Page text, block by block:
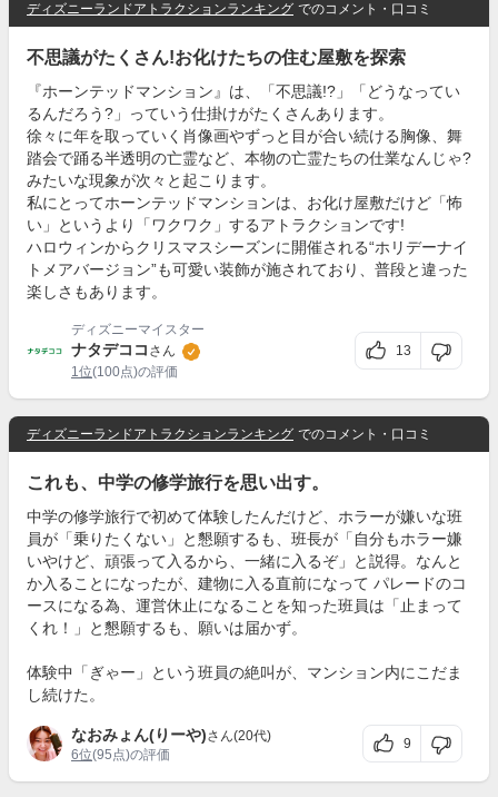
ディズニーランドアトラクションランキング でのコメント・口コミ
不思議がたくさん!お化けたちの住む屋敷を探索
『ホーンテッドマンション』は、「不思議!?」「どうなってい
るんだろう?」っていう仕掛けがたくさんあります。
徐々に年を取っていく肖像画やずっと目が合い続ける胸像、舞
踏会で踊る半透明の亡霊など、本物の亡霊たちの仕業なんじゃ?
みたいな現象が次々と起こります。
私にとってホーンテッドマンションは、お化け屋敷だけど「怖
い」というより「ワクワク」するアトラクションです!
ハロウィンからクリスマスシーズンに開催される“ホリデーナイ
トメアバージョン”も可愛い装飾が施されており、普段と違った
楽しさもあります。
ディズニーマイスター
ナタデココ さん
1位(100点)の評価
13
ディズニーランドアトラクションランキング でのコメント・口コミ
これも、中学の修学旅行を思い出す。
中学の修学旅行で初めて体験したんだけど、ホラーが嫌いな班
員が「乗りたくない」と懇願するも、班長が「自分もホラー嫌
いやけど、頑張って入るから、一緒に入るぞ」と説得。なんと
か入ることになったが、建物に入る直前になって パレードのコ
ースになる為、運営休止になることを知った班員は「止まって
くれ！」と懇願するも、願いは届かず。
体験中「ぎゃー」という班員の絶叫が、マンション内にこだま
し続けた。
なおみょん(りーや)さん(20代)
6位(95点)の評価
9